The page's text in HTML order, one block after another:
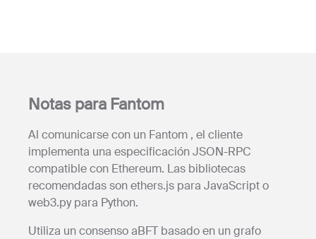
Notas para Fantom
Al comunicarse con un Fantom , el cliente
implementa una especificación JSON-RPC
compatible con Ethereum. Las bibliotecas
recomendadas son ethers.js para JavaScript o
web3.py para Python.
Utiliza un consenso aBFT basado en un grafo